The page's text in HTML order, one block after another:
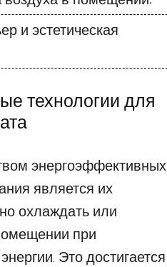
и эстетическая
технологии для
энергоэффективных
является их
охлаждать или
при
Это достигается